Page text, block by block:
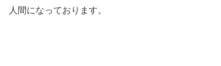
人間になっております。